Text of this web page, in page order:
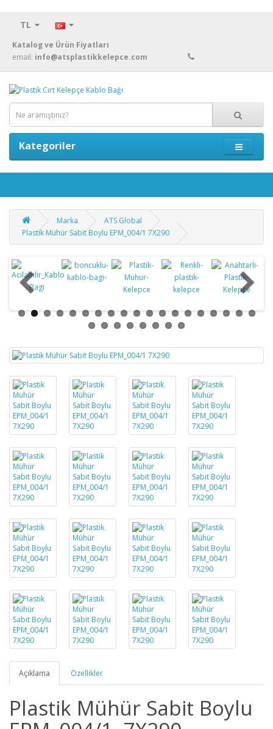
TL
Katalog ve Ürün Fiyatları
email: info@atsplastikkelepce.com
Kategoriler
Marka
ATS Global
Plastik Mühür Sabit Boylu EPM_004/1 7X290
Açıklama Özellikler
Plastik Mühür Sabit Boylu